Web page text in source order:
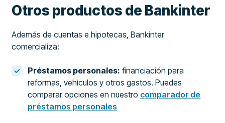
Otros productos de Bankinter
Además de cuentas e hipotecas, Bankinter
comercializa:
Préstamos personales: financiación para
reformas, vehículos y otros gastos. Puedes
comparar opciones en nuestro comparador de
préstamos personales